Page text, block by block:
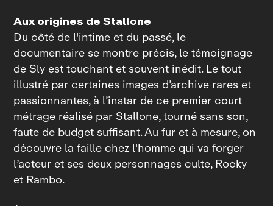
Aux origines de Stallone
Du côté de l'intime et du passé, le
documentaire se montre précis, le témoignage
de Sly est touchant et souvent inédit. Le tout
illustré par certaines images d’archive rares et
passionnantes, à l’instar de ce premier court
métrage réalisé par Stallone, tourné sans son,
faute de budget suffisant. Au fur et à mesure, on
découvre la faille chez l'homme qui va forger
l’acteur et ses deux personnages culte, Rocky
et Rambo.